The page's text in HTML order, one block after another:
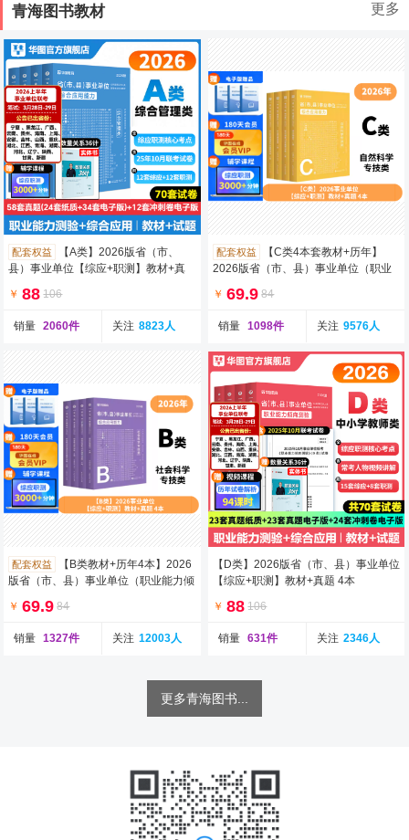
更多
青海图书教材
配套权益
【A类】2026版省（市、
县）事业单位【综应+职测】教材+真
￥ 88 106
销量 2060件 关注 8823人
配套权益
【C类4本套教材+历年】
2026版省（市、县）事业单位（职业
￥ 69.9 84
销量 1098件 关注 9576人
配套权益
【B类教材+历年4本】2026
版省（市、县）事业单位（职业能力倾
￥ 69.9 84
销量 1327件 关注 12003人
【D类】2026版省（市、县）事业单位
【综应+职测】教材+真题 4本
￥ 88 106
销量 631件 关注 2346人
更多青海图书...